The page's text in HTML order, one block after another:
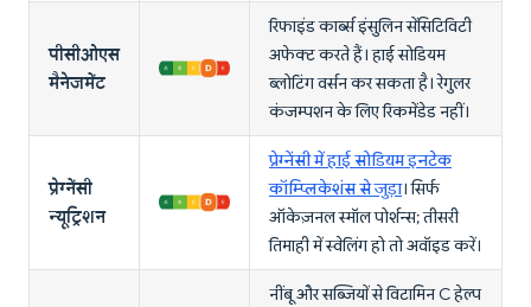
पीसीओएस
मैनेजमेंट
रिफाइंड कार्ब्स इंसुलिन सेंसिटिविटी
अफेक्ट करते हैं। हाई सोडियम
ब्लोटिंग वर्सन कर सकता है। रेगुलर
कंजम्पशन के लिए रिकमेंडेड नहीं।
प्रेग्नेंसी
न्यूट्रिशन
प्रेग्नेंसी में हाई सोडियम इनटेक
कॉम्प्लिकेशंस से जुड़ा। सिर्फ
ऑकेज़नल स्मॉल पोर्शन्स; तीसरी
तिमाही में स्वेलिंग हो तो अवॉइड करें।
नींबू और सब्जियों से विटामिन C हेल्प